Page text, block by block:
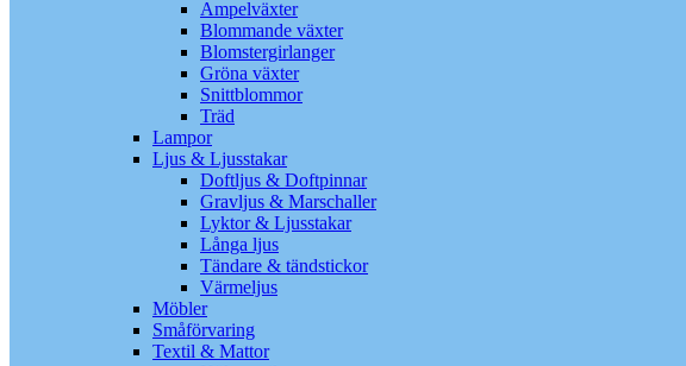
Ampelväxter
Blommande växter
Blomstergirlanger
Gröna växter
Snittblommor
Träd
Lampor
Ljus & Ljusstakar
Doftljus & Doftpinnar
Gravljus & Marschaller
Lyktor & Ljusstakar
Långa ljus
Tändare & tändstickor
Värmeljus
Möbler
Småförvaring
Textil & Mattor